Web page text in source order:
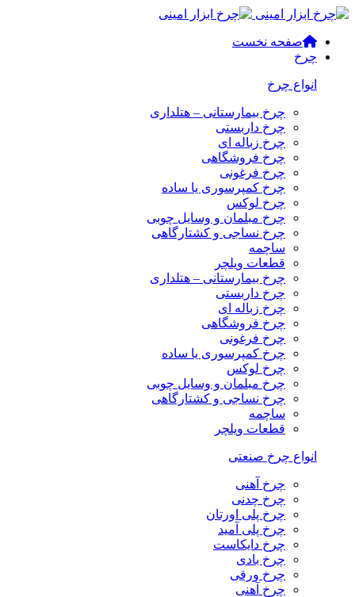
صفحه نخست
چرخ
انواع چرخ
چرخ بیمارستانی – هتلداری
چرخ داربستی
چرخ زباله ای
چرخ فروشگاهی
چرخ فرغونی
چرخ کمپرسوری یا ساده
چرخ لوکس
چرخ مبلمان و وسایل چوبی
چرخ نساجی و کشتارگاهی
ساچمه
قطعات ویلچر
چرخ بیمارستانی – هتلداری
چرخ داربستی
چرخ زباله ای
چرخ فروشگاهی
چرخ فرغونی
چرخ کمپرسوری یا ساده
چرخ لوکس
چرخ مبلمان و وسایل چوبی
چرخ نساجی و کشتارگاهی
ساچمه
قطعات ویلچر
انواع چرخ صنعتی
چرخ آهنی
چرخ چدنی
چرخ پلی اورتان
چرخ پلی آمید
چرخ دایکاست
چرخ بادی
چرخ ورقی
چرخ آهنی